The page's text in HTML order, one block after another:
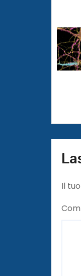
e
a
i
c
o
l
i
Il